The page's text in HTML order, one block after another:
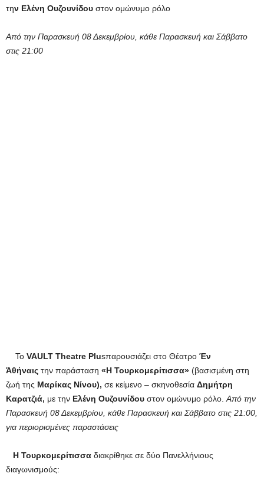
την Ελένη Ουζουνίδου στον ομώνυμο ρόλο
Από την Παρασκευή 08 Δεκεμβρίου, κάθε Παρασκευή και Σάββατο
στις 21:00
To VAULT Theatre Plusπαρουσιάζει στο Θέατρο Έν
Άθήναις την παράσταση «Η Τουρκομερίτισσα» (βασισμένη στη
ζωή της Μαρίκας Νίνου), σε κείμενο – σκηνοθεσία Δημήτρη
Καρατζιά, με την Ελένη Ουζουνίδου στον ομώνυμο ρόλο. Από την
Παρασκευή 08 Δεκεμβρίου, κάθε Παρασκευή και Σάββατο στις 21:00,
για περιορισμένες παραστάσεις
Η Τουρκομερίτισσα διακρίθηκε σε δύο Πανελλήνιους
διαγωνισμούς: